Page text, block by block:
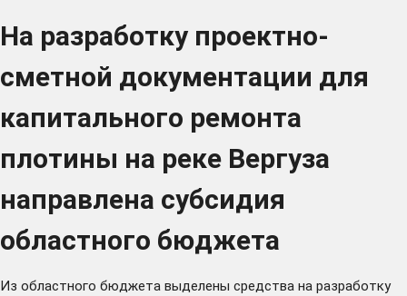
На разработку проектно-
сметной документации для
капитального ремонта
плотины на реке Вергуза
направлена субсидия
областного бюджета
Из областного бюджета выделены средства на разработку